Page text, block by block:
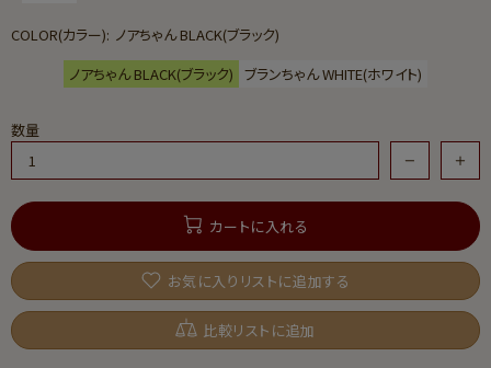
COLOR(カラー): ノアちゃん BLACK(ブラック)
ノアちゃん BLACK(ブラック) ブランちゃん WHITE(ホワイト)
数量
カートに入れる
お気に入りリストに追加する
比較リストに追加